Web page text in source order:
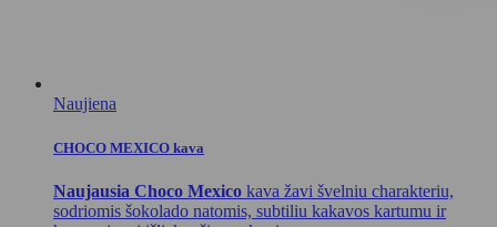
Naujiena
CHOCO MEXICO kava
Naujausia Choco Mexico kava žavi švelniu charakteriu,
sodriomis šokolado natomis, subtiliu kakavos kartumu ir